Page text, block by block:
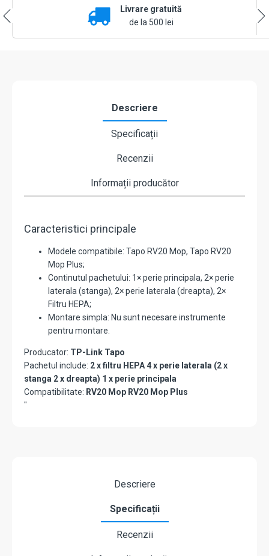
Livrare gratuită
de la 500 lei
Descriere
Specificații
Recenzii
Informații producător
Caracteristici principale
Modele compatibile: Tapo RV20 Mop, Tapo RV20
Mop Plus;
Continutul pachetului: 1× perie principala, 2× perie
laterala (stanga), 2× perie laterala (dreapta), 2×
Filtru HEPA;
Montare simpla: Nu sunt necesare instrumente
pentru montare.
Producator: TP-Link Tapo
Pachetul include: 2 x filtru HEPA 4 x perie laterala (2 x
stanga 2 x dreapta) 1 x perie principala
Compatibilitate: RV20 Mop RV20 Mop Plus
"
Descriere
Specificații
Recenzii